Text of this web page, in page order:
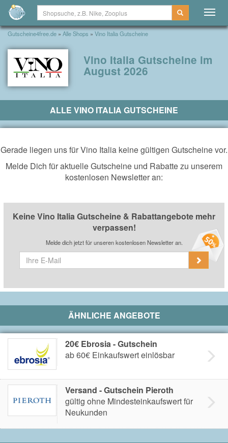
Gutscheine4free.de » Alle Shops » Vino Italia Gutscheine
Vino Italia Gutscheine im
August 2026
ALLE VINO ITALIA GUTSCHEINE
Gerade liegen uns für Vino Italia keine gültigen Gutscheine vor.
Melde Dich für aktuelle Gutscheine und Rabatte zu unserem
kostenlosen Newsletter an:
Keine Vino Italia Gutscheine & Rabattangebote mehr
verpassen!
Melde dich jetzt für unseren kostenlosen Newsletter an.
ÄHNLICHE ANGEBOTE
20€ Ebrosia - Gutschein
ab 60€ Einkaufswert einlösbar
Versand - Gutschein Pieroth
gültig ohne Mindesteinkaufswert für
Neukunden